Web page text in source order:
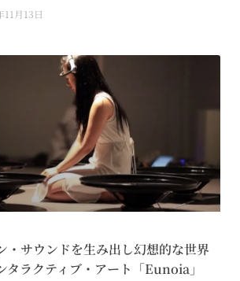
11月13日
・サウンドを生み出し幻想的な世界
タラクティブ・アート「Eunoia」